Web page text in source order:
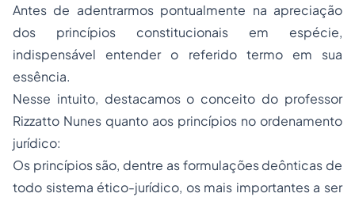
Antes de adentrarmos pontualmente na apreciação
dos princípios constitucionais em espécie,
indispensável entender o referido termo em sua
essência.
Nesse intuito, destacamos o conceito do professor
Rizzatto Nunes quanto aos princípios no ordenamento
jurídico:
Os princípios são, dentre as formulações deônticas de
todo sistema ético-jurídico, os mais importantes a ser